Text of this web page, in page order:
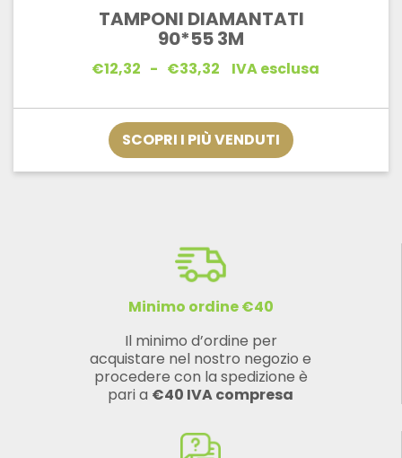
TAMPONI DIAMANTATI
90*55 3M
€12,32 - €33,32Fascia
di
da
€12,32
a
€33,32
IVA esclusa
SCOPRI I PIÙ VENDUTI
Minimo ordine €40
Il minimo d’ordine per
acquistare nel nostro negozio e
procedere con la spedizione è
pari a €40 IVA compresa